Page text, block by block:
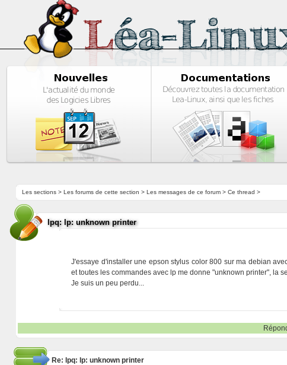
Les sections> Les forums de cette section > Les messages de ce forum> Ce thread >
lpq: lp: unknown printer
J'essaye d'installer une epson stylus color 800 sur ma debian
et toutes les commandes avec lp me donne "unknown printer", la
Je suis un peu perdu...
Re: lpq: lp: unknown printer